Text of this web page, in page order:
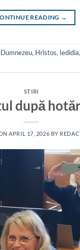
READING →
, Hristos, Iedidia,
STIRI
după
APRIL 17, 2026 BY